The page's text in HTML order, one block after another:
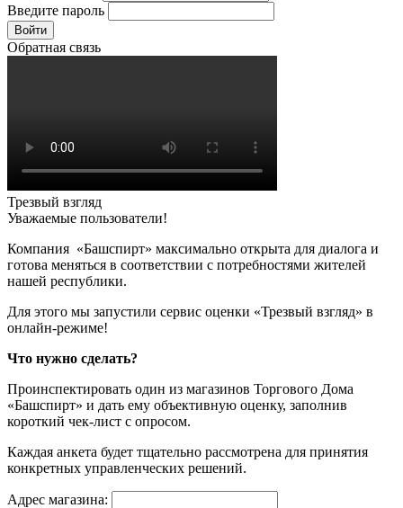
Введите пароль
Войти
Обратная связь
Трезвый взгляд
Уважаемые пользователи!
Компания «Башспирт» максимально открыта для диалога и
готова меняться в соответствии с потребностями жителей
нашей республики.
Для этого мы запустили сервис оценки «Трезвый взгляд» в
онлайн-режиме!
Что нужно сделать?
Проинспектировать один из магазинов Торгового Дома
«Башспирт» и дать ему объективную оценку, заполнив
короткий чек-лист с опросом.
Каждая анкета будет тщательно рассмотрена для принятия
конкретных управленческих решений.
Адрес магазина: